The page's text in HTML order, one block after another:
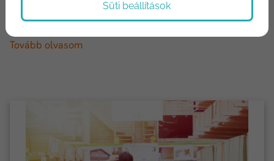
szobában ülsz, ahol a kinti világ minden kellemetl...
Tovább olvasom
Süti beállítások